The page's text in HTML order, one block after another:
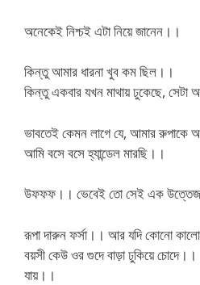
অনেকেই নিশ্চই এটা নিয়ে জানেন।।
কিন্তু আমার ধারনা খুব কম ছিল।।
কিন্তু একবার যখন মাথায় ঢুকেছে, সেটা
ভাবতেই কেমন লাগে যে, আমার রুপাকে
আমি বসে বসে হ্যান্ডেল মারছি।।
উফফফ।। ভেবেই তো সেই এক
রূপা দারুন ফর্সা।। আর যদি কোনো
বয়সী কেউ ওর গুদে বাড়া ঢুকিয়ে
যায়।।